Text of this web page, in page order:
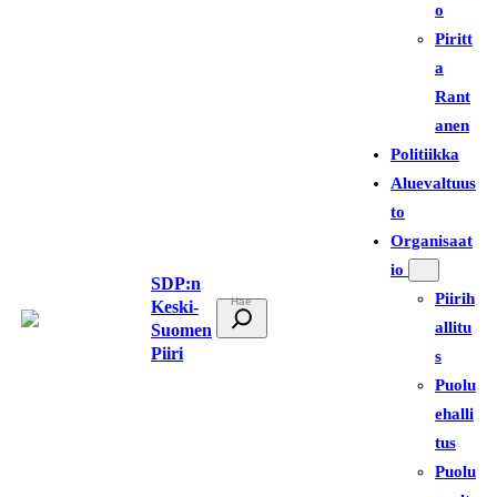
SDP:n
Keski-
Suomen
Piiri
t
o
Piritt
a
Rant
anen
Politiikka
Aluevaltuus
to
Organisaat
io
Piirih
allitu
s
Puolu
ehalli
tus
Puolu